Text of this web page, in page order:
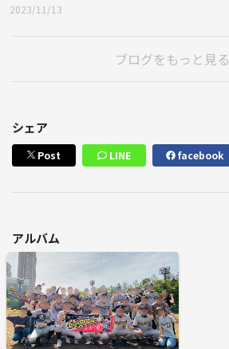
2023/11/13
ブログをもっと見る
シェア
Post LINE facebook
アルバム